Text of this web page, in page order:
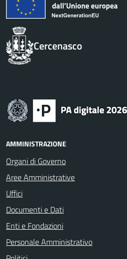
Cercenasco
AMMINISTRAZIONE
Organi di Governo
Aree Amministrative
Uffici
Documenti e Dati
Enti e Fondazioni
Personale Amministrativo